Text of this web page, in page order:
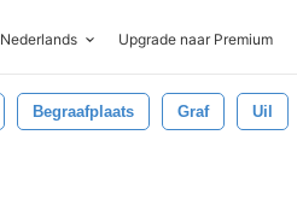
Nederlands Upgrade naar Premium
Begraafplaats Graf Uil